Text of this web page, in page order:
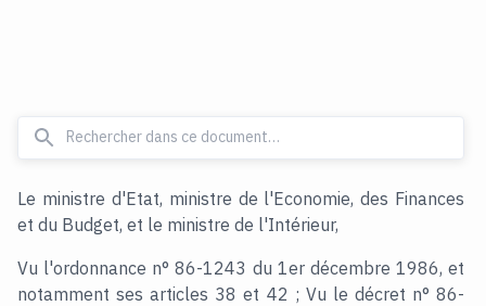
Le ministre d'Etat, ministre de l'Economie, des Finances
et du Budget, et le ministre de l'Intérieur,
Vu l'ordonnance n° 86-1243 du 1er décembre 1986, et
notamment ses articles 38 et 42 ; Vu le décret n° 86-